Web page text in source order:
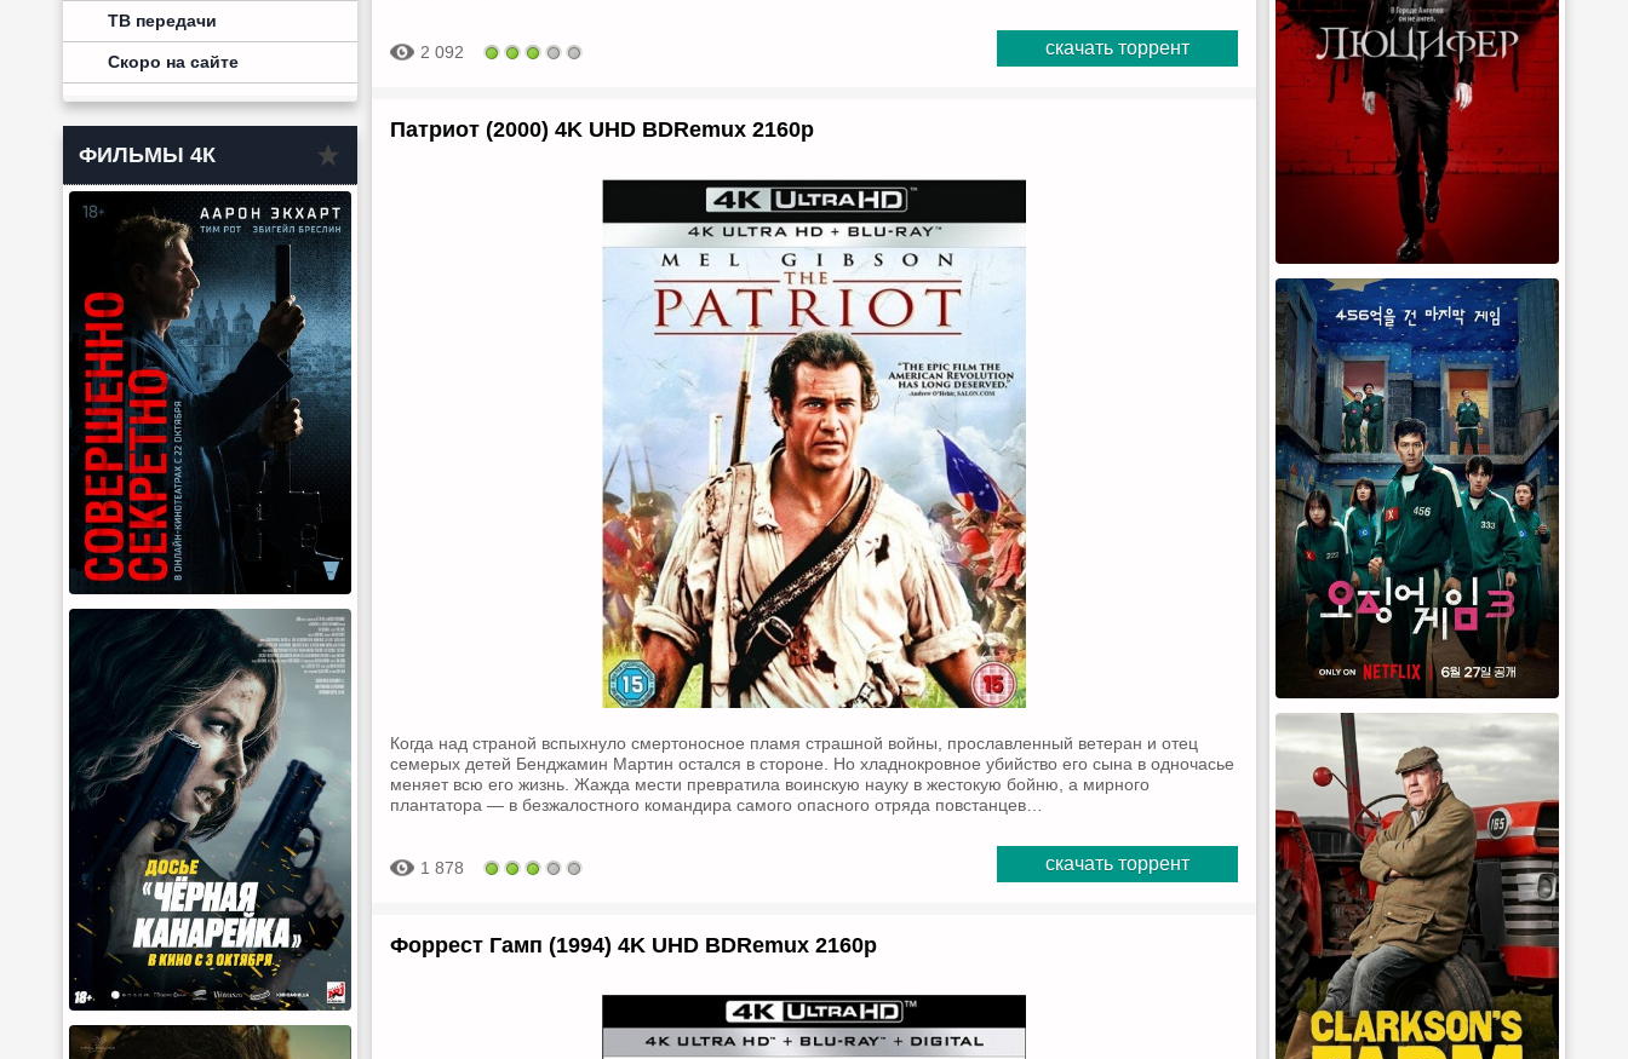
ТВ передачи
Скоро на сайте
ФИЛЬМЫ 4К
2 092 скачать торрент
Патриот (2000) 4K UHD BDRemux 2160p
Когда над страной вспыхнуло смертоносное пламя страшной войны, прославленный ветеран и отец
семерых детей Бенджамин Мартин остался в стороне. Но хладнокровное убийство его сына в одночасье
меняет всю его жизнь. Жажда мести превратила воинскую науку в жестокую бойню, а мирного
плантатора — в безжалостного командира самого опасного отряда повстанцев…
1 878 скачать торрент
Форрест Гамп (1994) 4K UHD BDRemux 2160p